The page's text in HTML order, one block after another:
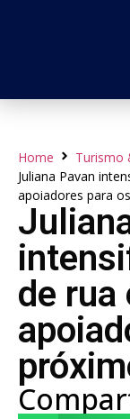
Home
Turismo
Juliana Pavan
apoiadores para
de rua